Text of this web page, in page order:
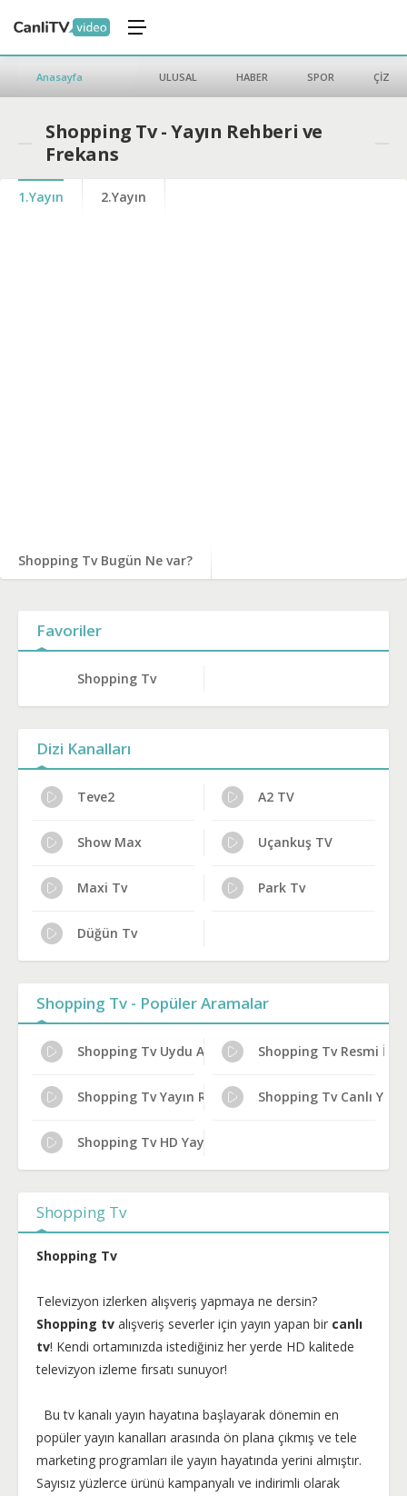
Anasayfa ULUSAL HABER SPOR ÇİZGİ
Shopping Tv - Yayın Rehberi ve
Frekans
1.Yayın 2.Yayın
Shopping Tv Bugün Ne var?
Favoriler
Shopping Tv
Dizi Kanalları
Teve2 A2 TV
Show Max Uçankuş TV
Maxi Tv Park Tv
Düğün Tv
Shopping Tv - Popüler Aramalar
Shopping Tv Uydu Alıcısı AyarlarıShopping Tv Resmi
Shopping Tv Yayın Rehberi Shopping Tv Canlı
Shopping Tv HD Yayın Ayarları
Shopping Tv
Shopping Tv
Televizyon izlerken alışveriş yapmaya ne dersin?
Shopping tv alışveriş severler için yayın yapan bir canlı
tv! Kendi ortamınızda istediğiniz her yerde HD kalitede
televizyon izleme fırsatı sunuyor!
Bu tv kanalı yayın hayatına başlayarak dönemin en
popüler yayın kanalları arasında ön plana çıkmış ve tele
marketing programları ile yayın hayatında yerini almıştır.
Sayısız yüzlerce ürünü kampanyalı ve indirimli olarak